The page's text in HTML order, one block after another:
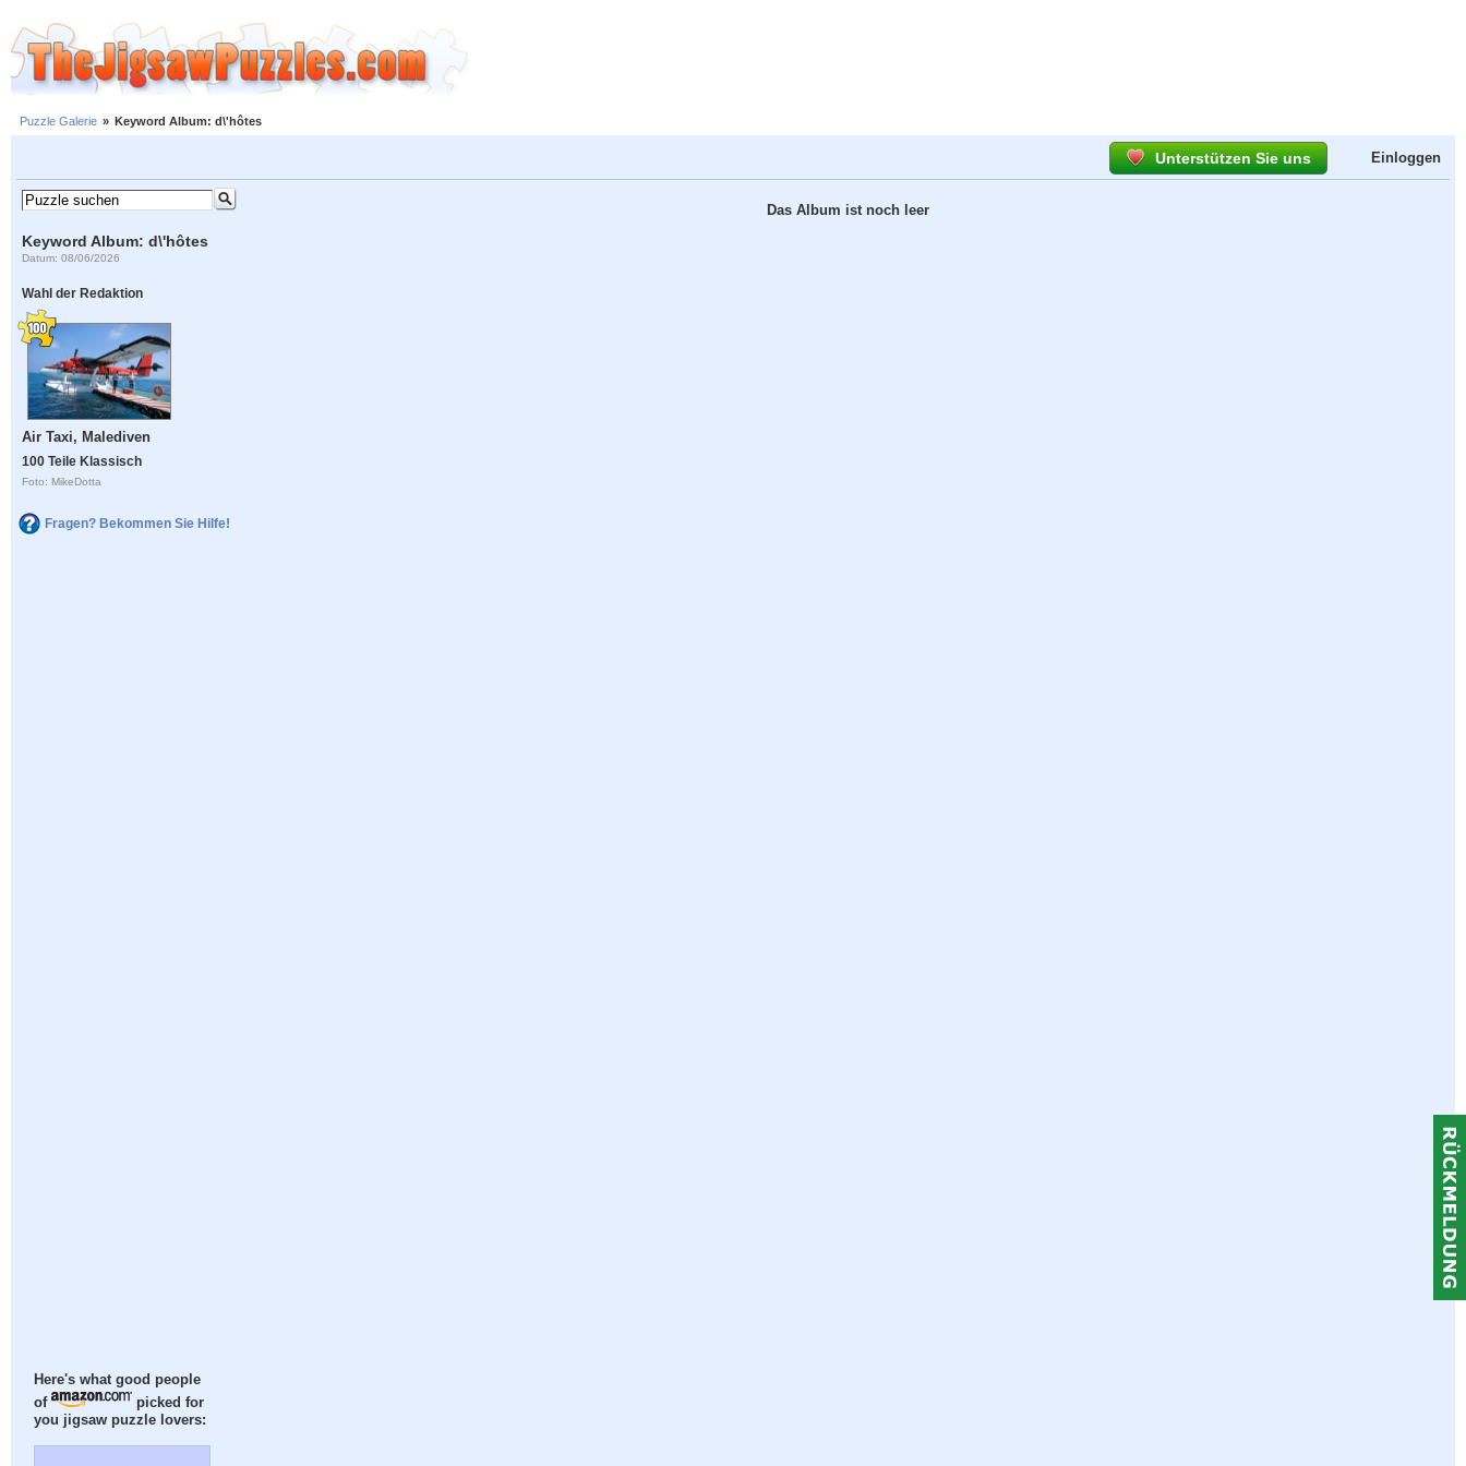
Puzzle Galerie » Keyword Album: d\'hôtes
Unterstützen Sie uns Einloggen
Keyword Album: d\'hôtes
Datum: 08/06/2026
Wahl der Redaktion
Air Taxi, Malediven
100 Teile Klassisch
Foto: MikeDotta
Fragen? Bekommen Sie Hilfe!
Here's what good people
of
picked for
you jigsaw puzzle lovers:
Das Album ist noch leer